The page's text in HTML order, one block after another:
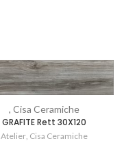
, Cisa Ceramiche
GRAFITE Rett 30X120
Atelier, Cisa Ceramiche